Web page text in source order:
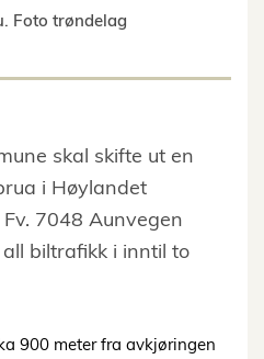
Foto trøndelag
skal skifte ut en
i Høylandet
7048 Aunvegen
biltrafikk i inntil to
900 meter fra avkjøringen